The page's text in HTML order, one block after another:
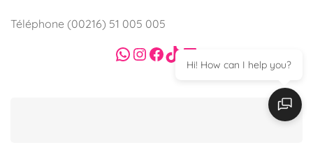
Téléphone (00216) 51 005 005
WhatsApp
Instagram
Facebook
TikTokLinkedIn
Hi! How can I help you?